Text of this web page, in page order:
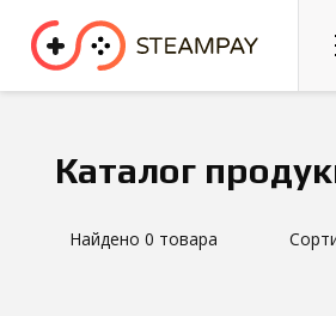
Спорт Гонки
Каталог
Найдено 0 товара